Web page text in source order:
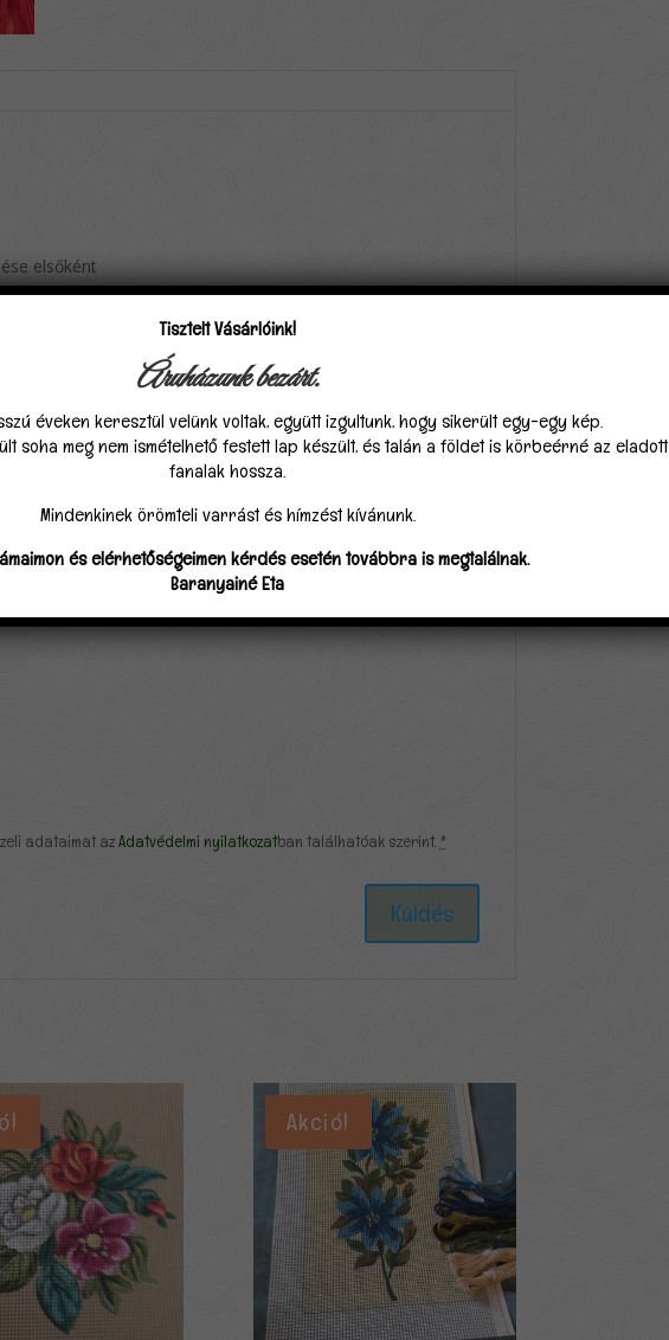
elsőként
jelöltük
adataimat azAdatvédelmi nyilatkozatban találhatóak szerint. *
Akció!
Tisztelt Vásárlóink!
Áruházunk bezárt.
éveken keresztül velünk voltak, együtt izgultunk, hogy sikerült egy-egy kép.
soha meg nem ismételhető festett lap készült, és talán a földet is körbeérné az eladott
fanalak hossza.
Mindenkinek örömteli varrást és hímzést kívánunk.
és elérhetőségeimen kérdés esetén továbbra is megtalálnak.
Baranyainé Eta